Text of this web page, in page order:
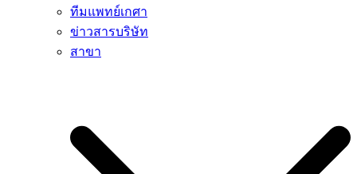
ทีมแพทย์เกศา
ข่าวสารบริษัท
สาขา